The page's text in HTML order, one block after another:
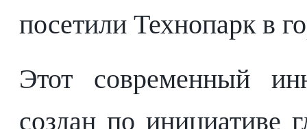
посетили Технопарк в
Этот современный
создан по инициативе